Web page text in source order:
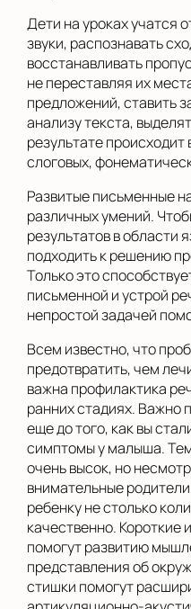
Дети на уроках учатся
звуки, распознавать
восстанавливать
не переставляя их
предложений, ставить
анализу текста,
результате
слоговых,
Развитые письменные
различных умений.
результатов в области
подходить к решению
Только это
письменной и устрой
непростой задачей
Всем известно, что
предотвратить, чем
важна профилактика
ранних стадиях. Важно
еще до того, как вы
симптомы у малыша.
очень высок, но
внимательные
ребенку не столько
качественно. Короткие
помогут развитию
представления об
стишки помогут